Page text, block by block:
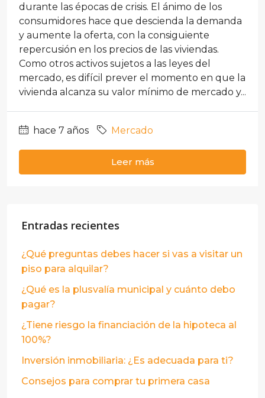
durante las épocas de crisis. El ánimo de los
consumidores hace que descienda la demanda
y aumente la oferta, con la consiguiente
repercusión en los precios de las viviendas.
Como otros activos sujetos a las leyes del
mercado, es difícil prever el momento en que la
vivienda alcanza su valor mínimo de mercado y...
hace 7 años Mercado
Leer más
Entradas recientes
¿Qué preguntas debes hacer si vas a visitar un
piso para alquilar?
¿Qué es la plusvalía municipal y cuánto debo
pagar?
¿Tiene riesgo la financiación de la hipoteca al
100%?
Inversión inmobiliaria: ¿Es adecuada para ti?
Consejos para comprar tu primera casa